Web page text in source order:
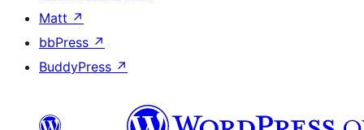
Matt ↗
bbPress ↗
BuddyPress ↗